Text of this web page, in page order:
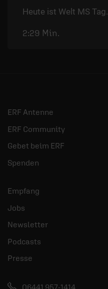
Heute ist Welt MS Tag.
2:29 Min.
ERF Antenne
ERF Community
Gebet beim ERF
Spenden
Empfang
Jobs
Newsletter
Podcasts
Presse
06441 957-1414